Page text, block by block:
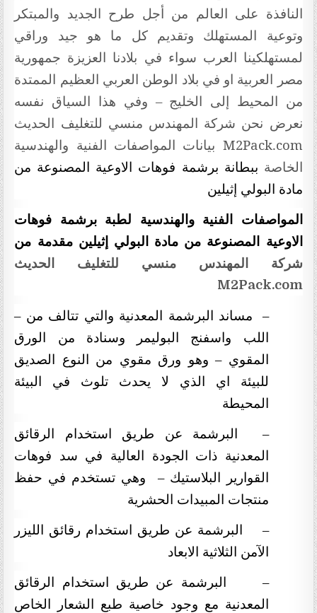
النافذة على العالم من أجل طرح الجديد والمبتكر
وتوعية المستهلك وتقديم كل ما هو جيد وراقي
لمستهلكينا العرب سواء في بلادنا العزيزة جمهورية
مصر العربية او في بلاد الوطن العربي العظيم الممتدة
من المحيط إلى الخليج – وفي هذا السياق نفسه
نعرض نحن شركة المهندس منسي للتغليف الحديث
M2Pack.com بيانات المواصفات الفنية والهندسية
الخاصة ببطانة برشمة فوهات الاوعية المصنوعة من
مادة البولي إثيلين
المواصفات الفنية والهندسية لطبة برشمة فوهات
الاوعية المصنوعة من مادة البولي إثيلين مقدمة من
شركة المهندس منسي للتغليف الحديث
M2Pack.com
– مساند البرشمة المعدنية والتي تتالف من –
اللب واسفنج البوليمر وسنادة من الورق
المقوي – وهو ورق مقوي من النوع الصديق
للبيئة اي الذي لا يحدث تلوث في البيئة
المحيطة
–
البرشمة عن طريق استخدام الرقائق
المعدنية ذات الجودة العالية في سد فوهات
القوارير البلاستيك – وهي تستخدم في حفظ
منتجات المبيدات الحشرية
–
البرشمة عن طريق استخدام رقائق الليزر
الآمن الثلاثية الابعاد
–
البرشمة عن طريق استخدام الرقائق
المعدنية مع وجود خاصية طبع الشعار الخاص